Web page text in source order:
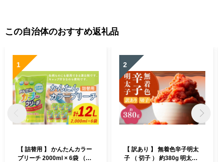
この自治体のおすすめ返礼品
1
【 詰替用 】 かんたんカラー
ブリーチ 2000ml × 6袋 （合
2
【 訳あり 】 無着色辛子明太
子 （ 切子 ） 約380g 明太子